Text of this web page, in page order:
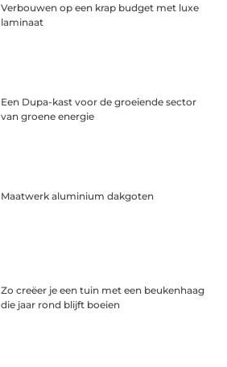
Verbouwen op een krap budget met luxe
laminaat
Een Dupa-kast voor de groeiende sector
van groene energie
Maatwerk aluminium dakgoten
Zo creëer je een tuin met een beukenhaag
die jaar rond blijft boeien